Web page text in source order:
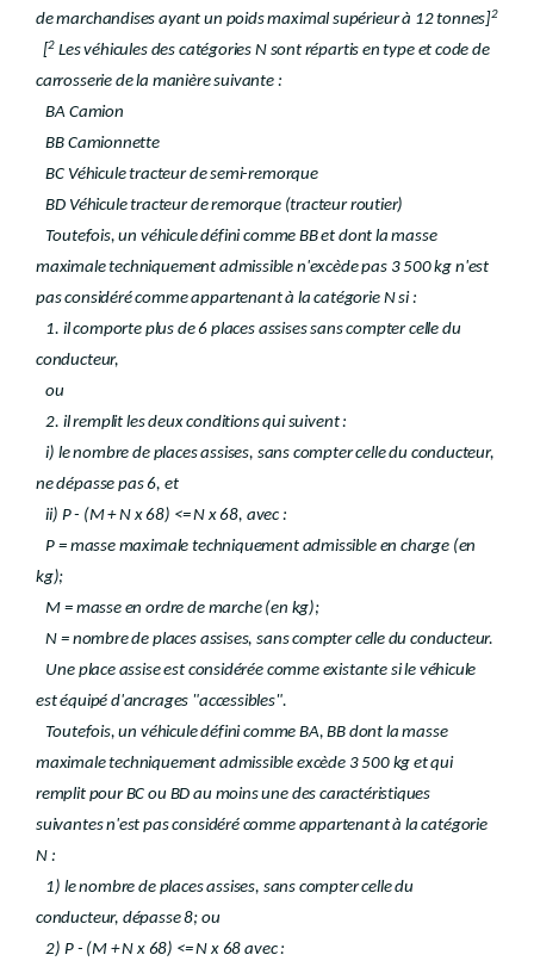
de marchandises ayant un poids maximal supérieur à 12 tonnes]2
[2 Les véhicules des catégories N sont répartis en type et code de
carrosserie de la manière suivante :
BA Camion
BB Camionnette
BC Véhicule tracteur de semi-remorque
BD Véhicule tracteur de remorque (tracteur routier)
Toutefois, un véhicule défini comme BB et dont la masse
maximale techniquement admissible n'excède pas 3 500 kg n'est
pas considéré comme appartenant à la catégorie N si :
1. il comporte plus de 6 places assises sans compter celle du
conducteur,
ou
2. il remplit les deux conditions qui suivent :
i) le nombre de places assises, sans compter celle du conducteur,
ne dépasse pas 6, et
ii) P - (M + N x 68) <= N x 68, avec :
P = masse maximale techniquement admissible en charge (en
kg);
M = masse en ordre de marche (en kg);
N = nombre de places assises, sans compter celle du conducteur.
Une place assise est considérée comme existante si le véhicule
est équipé d'ancrages "accessibles".
Toutefois, un véhicule défini comme BA, BB dont la masse
maximale techniquement admissible excède 3 500 kg et qui
remplit pour BC ou BD au moins une des caractéristiques
suivantes n'est pas considéré comme appartenant à la catégorie
N :
1) le nombre de places assises, sans compter celle du
conducteur, dépasse 8; ou
2) P - (M + N x 68) <= N x 68 avec :